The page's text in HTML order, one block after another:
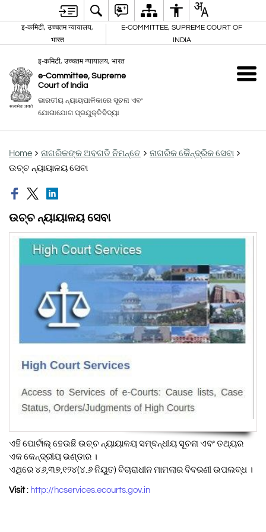
इ-कमिटी, उच्चतम न्यायालय,
भारत
E-COMMITTEE, SUPREME COURT OF
INDIA
इ-कमिटी, उच्चतम न्यायालय, भारत
e-Committee, Supreme
Court of India
ଭାରତୀୟ ନ୍ୟାୟପାଳିକାରେ ସୂଚନା ଏବଂ
ଯୋଗାଯୋଗ ପ୍ରଯୁକ୍ତିବିଦ୍ୟା
Home ନାଗରିକଙ୍କ ଅବଗତି ନିମନ୍ତେ
ନାଗରିକ କୈନ୍ଦ୍ରିକ ସେବା
ଉଚ୍ଚ ନ୍ୟାୟାଳୟ ସେବା
ଉଚ୍ଚ ନ୍ୟାୟାଳୟ ସେବା
ଏହି ପୋର୍ଟାଲ୍ ହେଉଛି ଉଚ୍ଚ ନ୍ୟାୟାଳୟ ସମ୍ବନ୍ଧୀୟ ସୂଚନା ଏବଂ ତଥ୍ୟର
ଏକ କେନ୍ଦ୍ରୀୟ ଭଣ୍ଡାର ।
ଏଥିରେ ୪୬,୩୭,୧୨୪(୪.୬ ନିୟୁତ) ବିଚାରାଧୀନ ମାମଲାର ବିବରଣୀ ଉପଲବ୍ଧ ।
Visit: http://hcservices.ecourts.gov.in